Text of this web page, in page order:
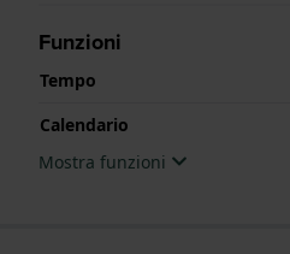
Funzioni
Tempo
Calendario
Mostra funzioni